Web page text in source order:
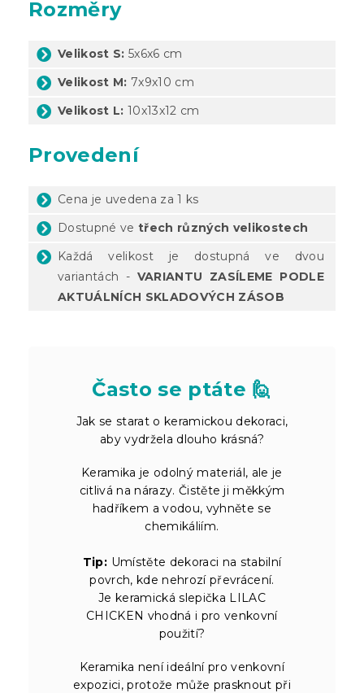
Rozměry
Velikost S: 5x6x6 cm
Velikost M: 7x9x10 cm
Velikost L: 10x13x12 cm
Provedení
Cena je uvedena za 1 ks
Dostupné ve třech různých velikostech
Každá velikost je dostupná ve dvou
variantách - VARIANTU ZASÍLEME PODLE
AKTUÁLNÍCH SKLADOVÝCH ZÁSOB
Často se ptáte 🙋
Jak se starat o keramickou dekoraci,
aby vydržela dlouho krásná?
Keramika je odolný materiál, ale je
citlivá na nárazy. Čistěte ji měkkým
hadříkem a vodou, vyhněte se
chemikáliím.
Tip: Umístěte dekoraci na stabilní
povrch, kde nehrozí převrácení.
Je keramická slepička LILAC
CHICKEN vhodná i pro venkovní
použití?
Keramika není ideální pro venkovní
expozici, protože může prasknout při